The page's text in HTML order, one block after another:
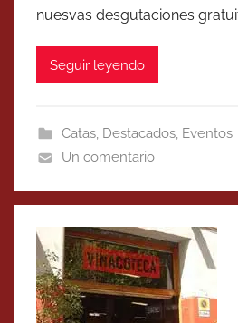
nuesvas desgutaciones
Seguir leyendo
Catas, Destacados, Eventos
Un comentario